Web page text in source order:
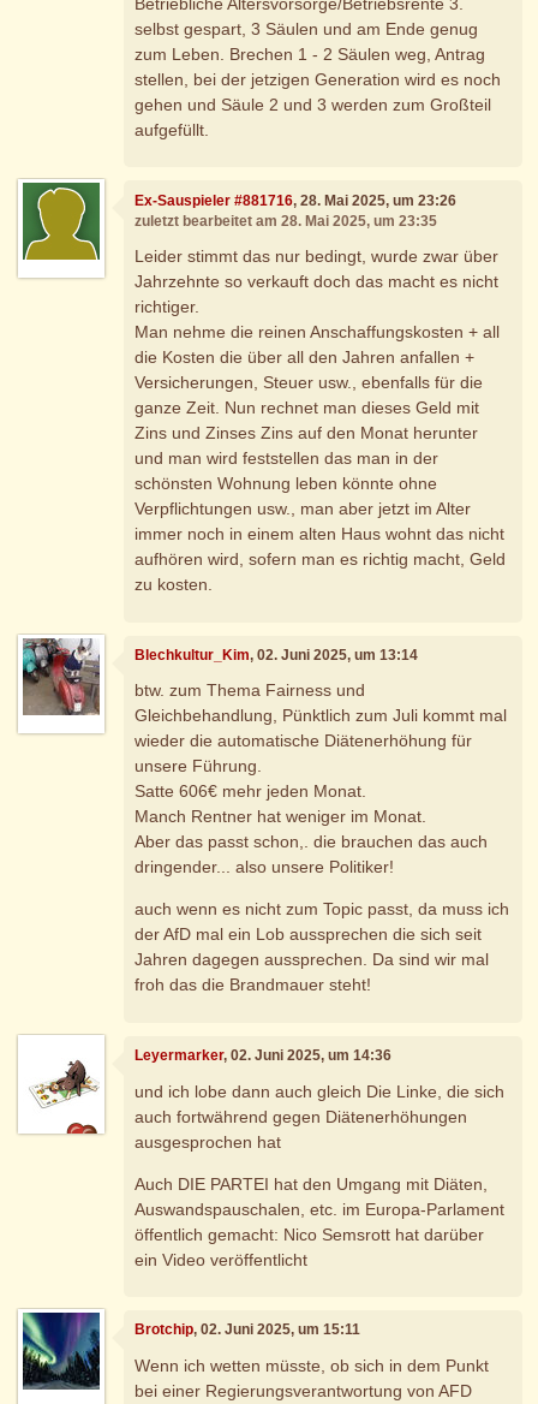
selbst gespart, 3 Säulen und am Ende genug
zum Leben. Brechen 1 - 2 Säulen weg, Antrag
stellen, bei der jetzigen Generation wird es noch
gehen und Säule 2 und 3 werden zum Großteil
aufgefüllt.
Ex-Sauspieler #881716, 28. Mai 2025, um 23:26
zuletzt bearbeitet am 28. Mai 2025, um 23:35
Leider stimmt das nur bedingt, wurde zwar über
Jahrzehnte so verkauft doch das macht es nicht
richtiger.
Man nehme die reinen Anschaffungskosten + all
die Kosten die über all den Jahren anfallen +
Versicherungen, Steuer usw., ebenfalls für die
ganze Zeit. Nun rechnet man dieses Geld mit
Zins und Zinses Zins auf den Monat herunter
und man wird feststellen das man in der
schönsten Wohnung leben könnte ohne
Verpflichtungen usw., man aber jetzt im Alter
immer noch in einem alten Haus wohnt das nicht
aufhören wird, sofern man es richtig macht, Geld
zu kosten.
Blechkultur_Kim, 02. Juni 2025, um 13:14
btw. zum Thema Fairness und
Gleichbehandlung, Pünktlich zum Juli kommt mal
wieder die automatische Diätenerhöhung für
unsere Führung.
Satte 606€ mehr jeden Monat.
Manch Rentner hat weniger im Monat.
Aber das passt schon,. die brauchen das auch
dringender... also unsere Politiker!
auch wenn es nicht zum Topic passt, da muss ich
der AfD mal ein Lob aussprechen die sich seit
Jahren dagegen aussprechen. Da sind wir mal
froh das die Brandmauer steht!
Leyermarker, 02. Juni 2025, um 14:36
und ich lobe dann auch gleich Die Linke, die sich
auch fortwährend gegen Diätenerhöhungen
ausgesprochen hat
Auch DIE PARTEI hat den Umgang mit Diäten,
Auswandspauschalen, etc. im Europa-Parlament
öffentlich gemacht: Nico Semsrott hat darüber
ein Video veröffentlicht
Brotchip, 02. Juni 2025, um 15:11
Wenn ich wetten müsste, ob sich in dem Punkt
bei einer Regierungsverantwortung von AFD